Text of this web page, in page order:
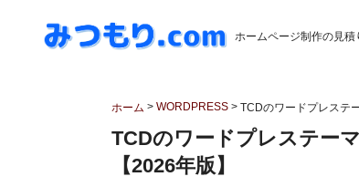
ホームページ制作の見積
ホーム > WORDPRESS > TCDのワードプレステ
TCDのワードプレステー
【2026年版】